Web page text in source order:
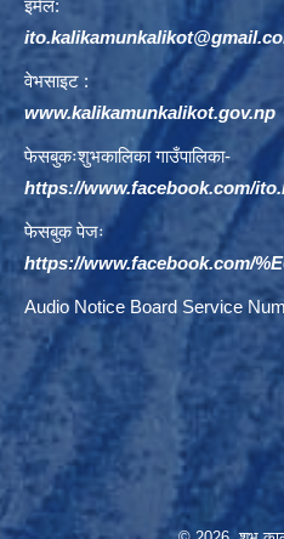
इमेल:
वेभसाइट :
www.kalikamunkalikot.gov.np
फेसबुकःशुभकालिका गाउँपालिका-
https://www.facebook.com/
फेसबुक पेजः
https://www.facebook.com/
Audio Notice Board Service